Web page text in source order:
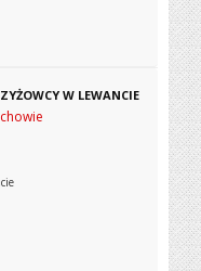
W LEWANCIE